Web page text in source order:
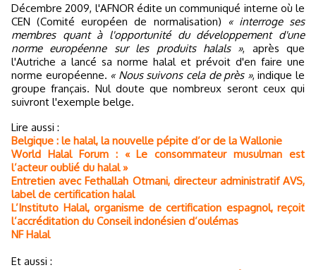
Décembre 2009, l'AFNOR édite un communiqué interne où le
CEN (Comité européen de normalisation)
« interroge ses
membres quant à l'opportunité du développement d'une
norme européenne sur les produits halals », après que
l'Autriche a lancé sa norme halal et prévoit d'en faire une
norme européenne. « Nous suivons cela de près », indique le
groupe français. Nul doute que nombreux seront ceux qui
suivront l'exemple belge.
Lire aussi :
Belgique : le halal, la nouvelle pépite d’or de la Wallonie
World Halal Forum : « Le consommateur musulman est
l’acteur oublié du halal »
Entretien avec Fethallah Otmani, directeur administratif AVS,
label de certification halal
L’Instituto Halal, organisme de certification espagnol, reçoit
l’accréditation du Conseil indonésien d’oulémas
NF Halal
Et aussi :